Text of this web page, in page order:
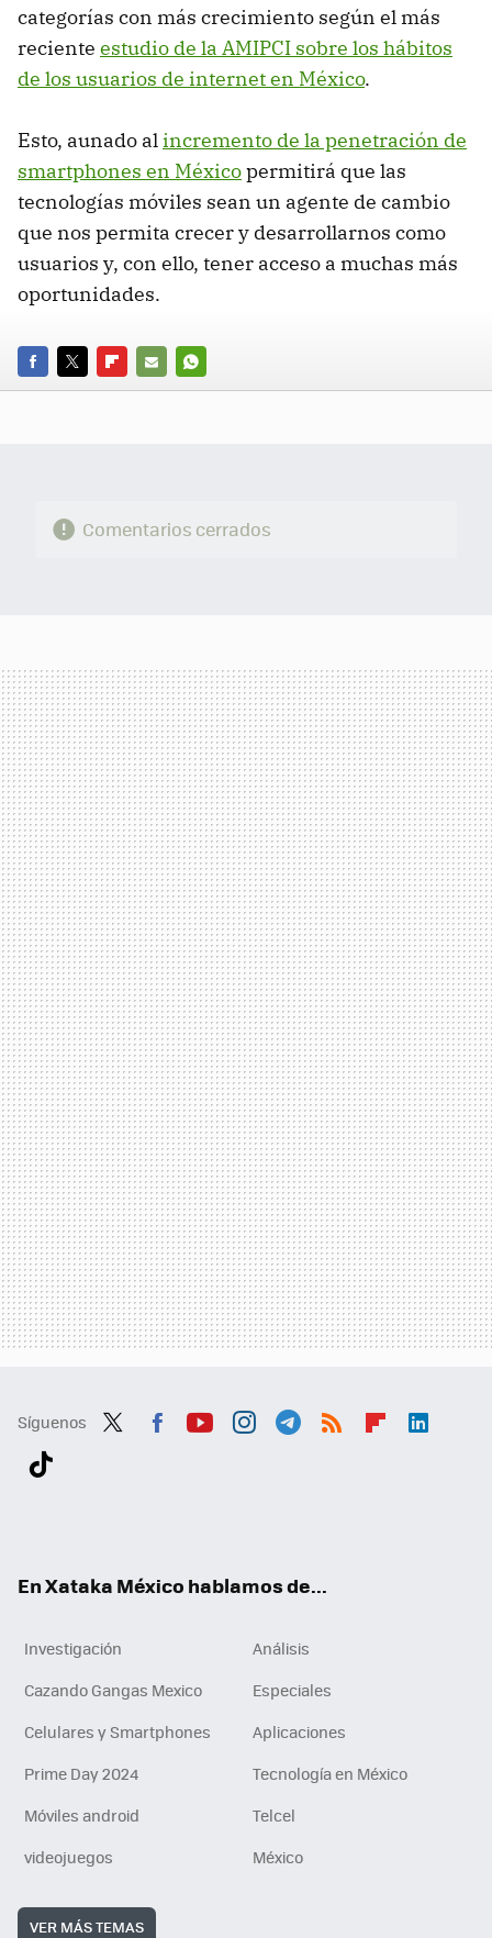
categorías con más crecimiento según el más
reciente estudio de la AMIPCI sobre los hábitos
de los usuarios de internet en México.
Esto, aunado alincremento de la penetración de
smartphones en Méxicopermitirá que las
tecnologías móviles sean un agente de cambio
que nos permita crecer y desarrollarnos como
usuarios y, con ello, tener acceso a muchas más
oportunidades.
FACEBOOK
TWITTERFLIPBOARD
E-
WHATSAPP
Comentarios cerrados
Síguenos
En Xataka México hablamos de...
Investigación
Análisis
Cazando Gangas Mexico
Especiales
Celulares y Smartphones
Aplicaciones
Prime Day 2024
Tecnología en México
Móviles android
Telcel
videojuegos
México
VER MÁS TEMAS